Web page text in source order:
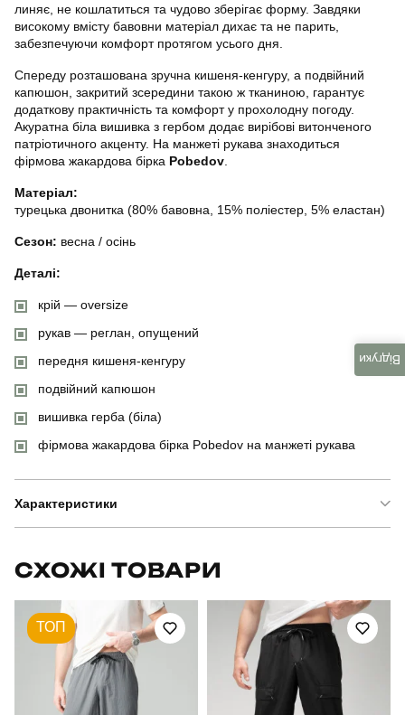
линяє, не кошлатиться та чудово зберігає форму. Завдяки
високому вмісту бавовни матеріал дихає та не парить,
забезпечуючи комфорт протягом усього дня.
Спереду розташована зручна кишеня-кенгуру, а подвійний
капюшон, закритий зсередини такою ж тканиною, гарантує
додаткову практичність та комфорт у прохолодну погоду.
Акуратна біла вишивка з гербом додає вирібові витонченого
патріотичного акценту. На манжеті рукава знаходиться
фірмова жакардова бірка Pobedov
Матеріал:
турецька двонитка (80% бавовна, 15% поліестер, 5% еластан)
Сезон: весна / осінь
Деталі:
крій — oversize
рукав — реглан, опущений
передня кишеня-кенгуру
подвійний капюшон
вишивка герба (біла)
фірмова жакардова бірка Pobedov на манжеті рукава
Характеристики
Артикул BLhu1552Sba
Призначення для повсякденного носіння
СХОЖІ ТОВАРИ
ТОП
Відгуки